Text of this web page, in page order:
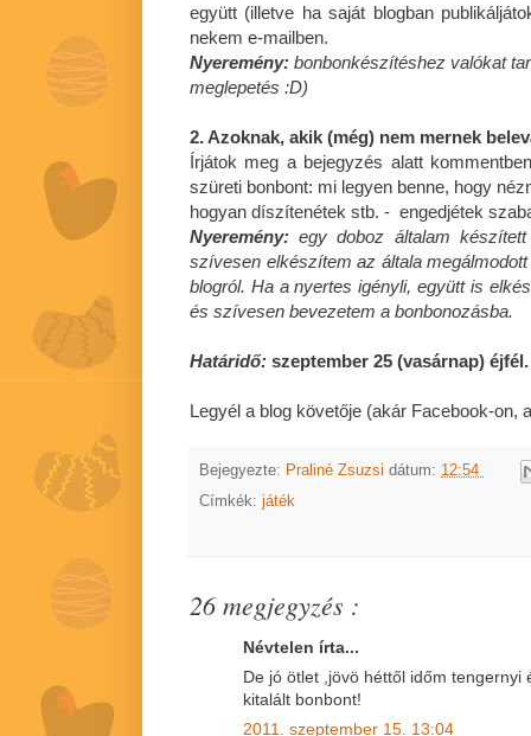
együtt (illetve ha saját blogban
nekem e-mailben.
Nyeremény: bonbonkészítéshez valókat
meglepetés :D)
2. Azoknak, akik (még) nem mernek
Írjátok meg a bejegyzés alatt
szüreti bonbont: mi legyen benne, hogy
hogyan díszítenétek stb. - engedjétek
Nyeremény: egy doboz általam
szívesen elkészítem az általa
blogról. Ha a nyertes igényli, együtt is
és szívesen bevezetem a bonbonozásba.
Határidő: szeptember 25 (vasárnap) éjfél.
Legyél a blog követője (akár Facebook-on,
Bejegyezte: Praliné Zsuzsi dátum: 12:54
Címkék: játék
26 megjegyzés :
Névtelen írta...
De jó ötlet ,jövö héttől időm tengernyi
kitalált bonbont!
2011. szeptember 15. 13:04